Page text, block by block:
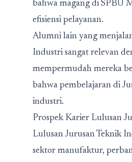
bahwa magang di SPBU
efisiensi pelayanan.
Alumni lain yang
Industri sangat relevan
mempermudah mereka
bahwa pembelajaran di
industri.
Prospek Karier Lulusan
LulusanJurusan Teknik
sektor manufaktur,